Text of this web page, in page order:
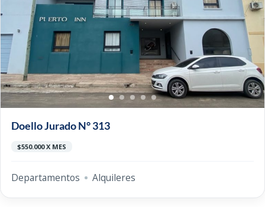
Doello Jurado N° 313
$550.000 X MES
Departamentos Alquileres